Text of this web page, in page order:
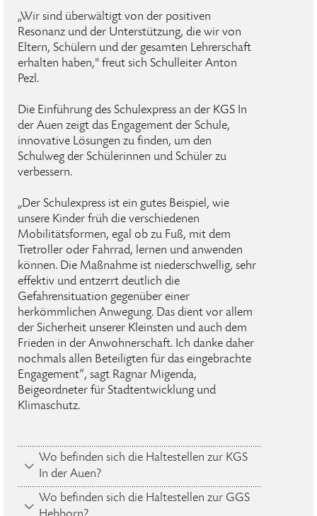
„Wir sind überwältigt von der positiven
Resonanz und der Unterstützung, die wir von
Eltern, Schülern und der gesamten Lehrerschaft
erhalten haben," freut sich Schulleiter Anton
Pezl.
Die Einführung des Schulexpress an der KGS In
der Auen zeigt das Engagement der Schule,
innovative Lösungen zu finden, um den
Schulweg der Schülerinnen und Schüler zu
verbessern.
„Der Schulexpress ist ein gutes Beispiel, wie
unsere Kinder früh die verschiedenen
Mobilitätsformen, egal ob zu Fuß, mit dem
Tretroller oder Fahrrad, lernen und anwenden
können. Die Maßnahme ist niederschwellig, sehr
effektiv und entzerrt deutlich die
Gefahrensituation gegenüber einer
herkömmlichen Anwegung. Das dient vor allem
der Sicherheit unserer Kleinsten und auch dem
Frieden in der Anwohnerschaft. Ich danke daher
nochmals allen Beteiligten für das eingebrachte
Engagement“, sagt Ragnar Migenda,
Beigeordneter für Stadtentwicklung und
Klimaschutz.
Wo befinden sich die Haltestellen zur KGS
In der Auen?
Wo befinden sich die Haltestellen zur GGS